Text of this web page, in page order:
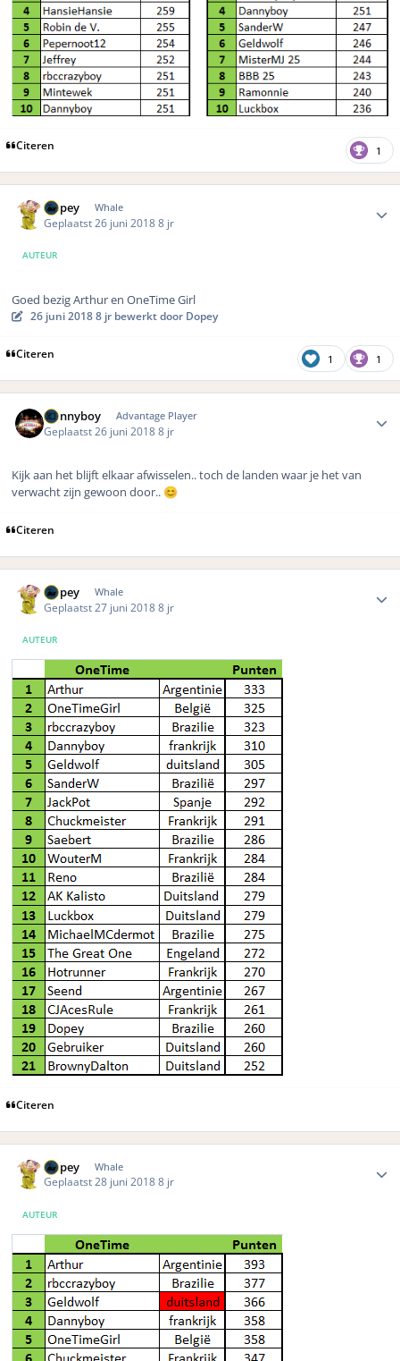
Citeren 1
Dopey Whale
Geplaatst 26 juni 20188 jr
AUTEUR
Goed bezig Arthur en OneTime Girl
26 juni 20188 jr bewerkt door Dopey
Citeren 1 1
Dannyboy Advantage Player
Geplaatst 26 juni 20188 jr
Kijk aan het blijft elkaar afwisselen.. toch de landen waar je het van
verwacht zijn gewoon door.. 😊
Citeren
Dopey Whale
Geplaatst 27 juni 20188 jr
AUTEUR
Citeren
Dopey Whale
Geplaatst28 juni 20188 jr
AUTEUR